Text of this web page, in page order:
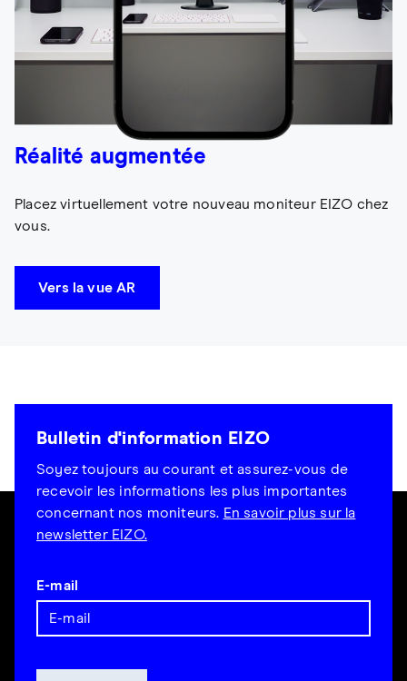
Réalité augmentée
Placez virtuellement votre nouveau moniteur EIZO chez
vous.
Vers la vue AR
Bulletin d'information EIZO
Soyez toujours au courant et assurez-vous de
recevoir les informations les plus importantes
concernant nos moniteurs. En savoir plus sur la
newsletter EIZO.
E-mail